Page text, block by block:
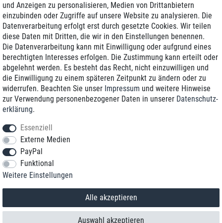
Zustellung am nächsten Werktag
Günstiger Versand
Generalüberholt mit Garantie
+49 8989 96160*
*Sie erreichen uns zum Ortstarif von Montag bis Freitag von 9 Uhr - 18 Uhr.
© 2018 TOP TEN Computervertrieb GmbH
und Anzeigen zu personalisieren, Medien von Drittanbietern
einzubinden oder Zugriffe auf unsere Website zu analysieren. Die
Datenverarbeitung erfolgt erst durch gesetzte Cookies. Wir teilen
diese Daten mit Dritten, die wir in den Einstellungen benennen.
Die Datenverarbeitung kann mit Einwilligung oder aufgrund eines
berechtigten Interesses erfolgen. Die Zustimmung kann erteilt oder
abgelehnt werden. Es besteht das Recht, nicht einzuwilligen und
die Einwilligung zu einem späteren Zeitpunkt zu ändern oder zu
widerrufen. Beachten Sie unser Impressum und weitere Hinweise
zur Verwendung personenbezogener Daten in unserer Daten­schutz­
erklärung.
Essenziell
Externe Medien
PayPal
Funktional
Weitere Einstellungen
Alle akzeptieren
Auswahl akzeptieren